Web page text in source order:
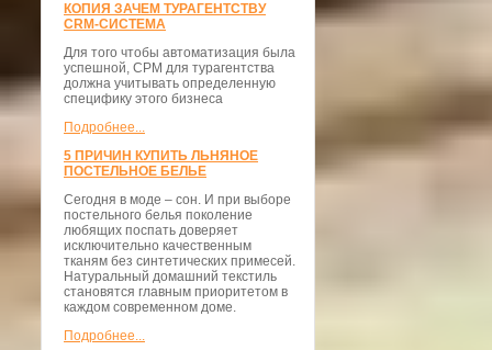
КОПИЯ ЗАЧЕМ ТУРАГЕНТСТВУ
CRM-СИСТЕМА
Для того чтобы автоматизация была
успешной, СРМ для турагентства
должна учитывать определенную
специфику этого бизнеса
Подробнее...
5 ПРИЧИН КУПИТЬ ЛЬНЯНОЕ
ПОСТЕЛЬНОЕ БЕЛЬЕ
Сегодня в моде – сон. И при выборе
постельного белья поколение
любящих поспать доверяет
исключительно качественным
тканям без синтетических примесей.
Натуральный домашний текстиль
становятся главным приоритетом в
каждом современном доме.
Подробнее...